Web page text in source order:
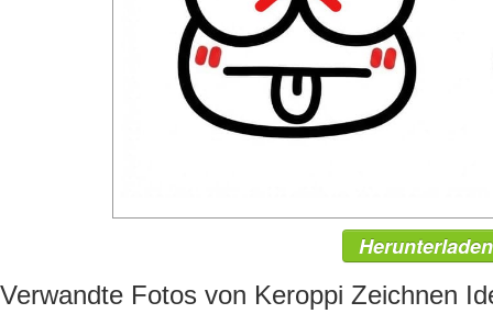
Herunterladen
Verwandte Fotos von Keroppi Zeichnen